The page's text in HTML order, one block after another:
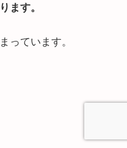
ます。
っています。